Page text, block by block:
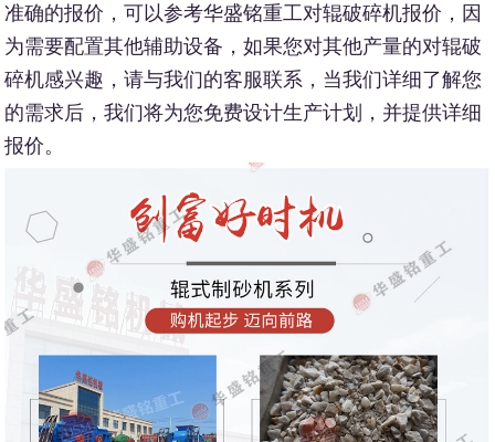
准确的报价，可以参考华盛铭重工对辊破碎机报价，因
为需要配置其他辅助设备，如果您对其他产量的对辊破
碎机感兴趣，请与我们的客服联系，当我们详细了解您
的需求后，我们将为您免费设计生产计划，并提供详细
报价。